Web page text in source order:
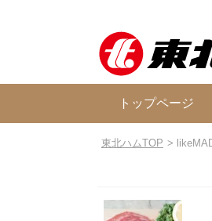
トップページ
東北ハムTOP